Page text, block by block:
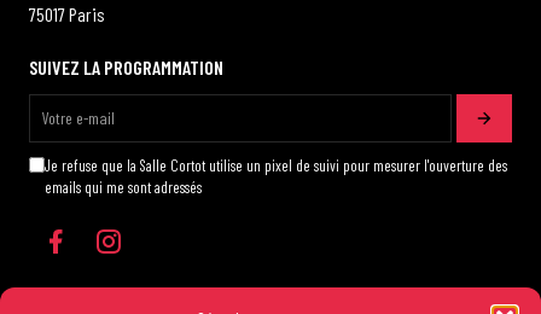
75017 Paris
SUIVEZ LA PROGRAMMATION
Je refuse que la Salle Cortot utilise un pixel de suivi pour mesurer l'ouverture des
emails qui me sont adressés